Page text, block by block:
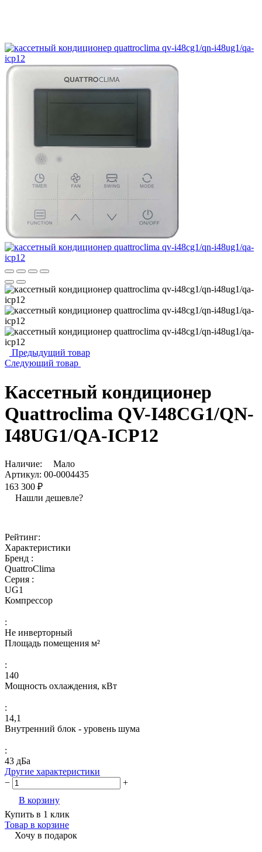
Предыдущий товар
Следующий товар
Кассетный кондиционер
Quattroclima QV-I48CG1/QN-
I48UG1/QA-ICP12
Наличие:
Мало
Артикул: 00-0004435
163 300 ₽
Нашли дешевле?
Рейтинг:
Характеристики
Бренд :
QuattroClima
Серия :
UG1
Компрессор
:
Не инверторный
Площадь помещения м²
:
140
Мощность охлаждения, кВт
:
14,1
Внутренний блок - уровень шума
:
43 дБа
Другие характеристики
−
+
В корзину
Купить в 1 клик
Товар в корзине
Хочу в подарок